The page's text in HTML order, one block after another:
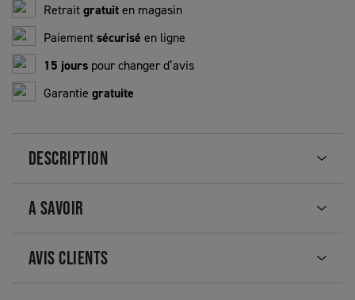
Retraitgratuiten magasin
Paiementsécurisé en ligne
15 jours pour changer d’avis
Garantie gratuite
DESCRIPTION
A SAVOIR
AVIS CLIENTS